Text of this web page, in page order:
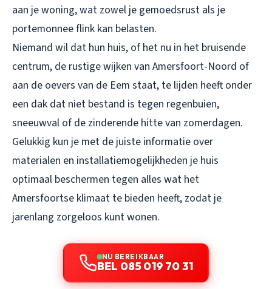
aan je woning, wat zowel je gemoedsrust als je
portemonnee flink kan belasten.
Niemand wil dat hun huis, of het nu in het bruisende
centrum, de rustige wijken van Amersfoort-Noord of
aan de oevers van de Eem staat, te lijden heeft onder
een dak dat niet bestand is tegen regenbuien,
sneeuwval of de zinderende hitte van zomerdagen.
Gelukkig kun je met de juiste informatie over
materialen en installatiemogelijkheden je huis
optimaal beschermen tegen alles wat het
Amersfoortse klimaat te bieden heeft, zodat je
jarenlang zorgeloos kunt wonen.
NU BEREIKBAAR
BEL 085 019 70 31